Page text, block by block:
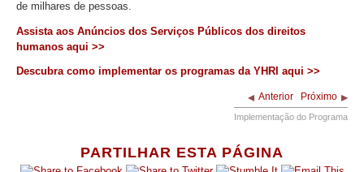
PARTILHAR ESTA PÁGINA
de milhares de pessoas.
Assista aos Anúncios dos Serviços Públicos dos direitos
humanos aqui >>
Descubra como implementar os programas da YHRI aqui >>
Anterior Próximo
Implementação do Programa